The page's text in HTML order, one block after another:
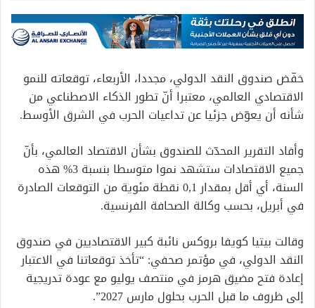
خفّض صندوق النقد الدولي، مجددا، الأربعاء، توقعاته للنمو
الاقتصادي العالمي، معتبرا أنّ تطور الذكاء الاصطناعي من
شأنه أن يعوّض جزئيا عن تداعيات الحرب في الشرق الأوسط.
وأفاد التقرير المحدّث للصندوق بشأن الاقتصاد العالمي، بأنّ
جميع الاقتصادات ستشهد نموا متوسطا بنسبة 3% هذه
السنة، أي أقل بمقدار 0,1 نقطة مئوية من التوقعات الصادرة
في أبريل، بحسب وكالة الصحافة الفرنسية.
وقالت بيتيا كويفا بروكس نائبة كبير الاقتصاديين في صندوق
النقد الدولي، في مؤتمر صحفي: “تأخذ توقعاتنا في الاعتبار
إعادة فتح مضيق هرمز في منتصف يوليو مع عودة تدريجية
إلى ظروف ما قبل الحرب بحلول مارس 2027”.